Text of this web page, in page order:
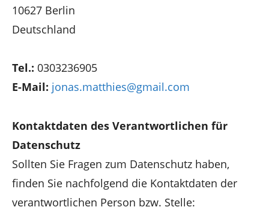
10627 Berlin
Deutschland
Tel.: 0303236905
E-Mail: jonas.matthies@gmail.com
Kontaktdaten des Verantwortlichen für
Datenschutz
Sollten Sie Fragen zum Datenschutz haben,
finden Sie nachfolgend die Kontaktdaten der
verantwortlichen Person bzw. Stelle: